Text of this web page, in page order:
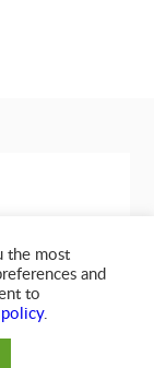
the most
and
to
.